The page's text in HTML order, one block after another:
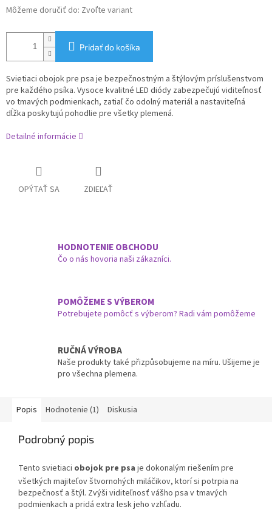
Môžeme doručiť do: Zvoľte variant
Pridať do košíka
Svietiaci obojok pre psa je bezpečnostným a štýlovým príslušenstvom
pre každého psíka. Vysoce kvalitné LED diódy zabezpečujú viditeľnosť
vo tmavých podmienkach, zatiaľ čo odolný materiál a nastaviteľná
dĺžka poskytujú pohodlie pre všetky plemená.
Detailné informácie
OPÝTAŤ SA ZDIEĽAŤ
HODNOTENIE OBCHODU
Čo o nás hovoria naši zákazníci.
POMÔŽEME S VÝBEROM
Potrebujete pomôcť s výberom? Radi vám pomôžeme
RUČNÁ VÝROBA
Naše produkty také přizpůsobujeme na míru. Ušijeme je
pro všechna plemena.
Popis Hodnotenie (1) Diskusia
Podrobný popis
Tento svietiaci obojok pre psa je dokonalým riešením pre
všetkých majiteľov štvornohých miláčikov, ktorí si potrpia na
bezpečnosť a štýl. Zvýši viditeľnosť vášho psa v tmavých
podmienkach a pridá extra lesk jeho vzhľadu.